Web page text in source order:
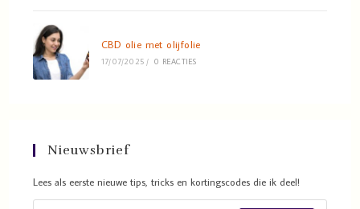
CBD olie met olijfolie
17/07/2025 / 0 REACTIES
Nieuwsbrief
Lees als eerste nieuwe tips, tricks en kortingscodes die ik deel!